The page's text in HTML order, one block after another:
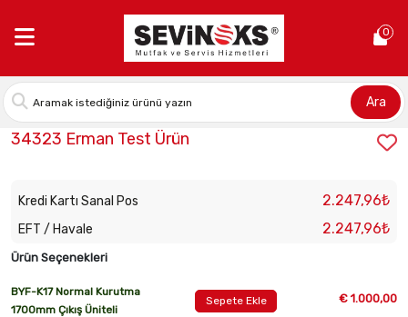
0
Ara
Stok Kodu:34323
34323 Erman Test Ürün
Kredi Kartı Sanal Pos 2.247,96₺
EFT / Havale 2.247,96₺
Ürün Seçenekleri
BYF-K17 Normal Kurutma
1700mm Çıkış Üniteli
Sepete Ekle € 1.000,00